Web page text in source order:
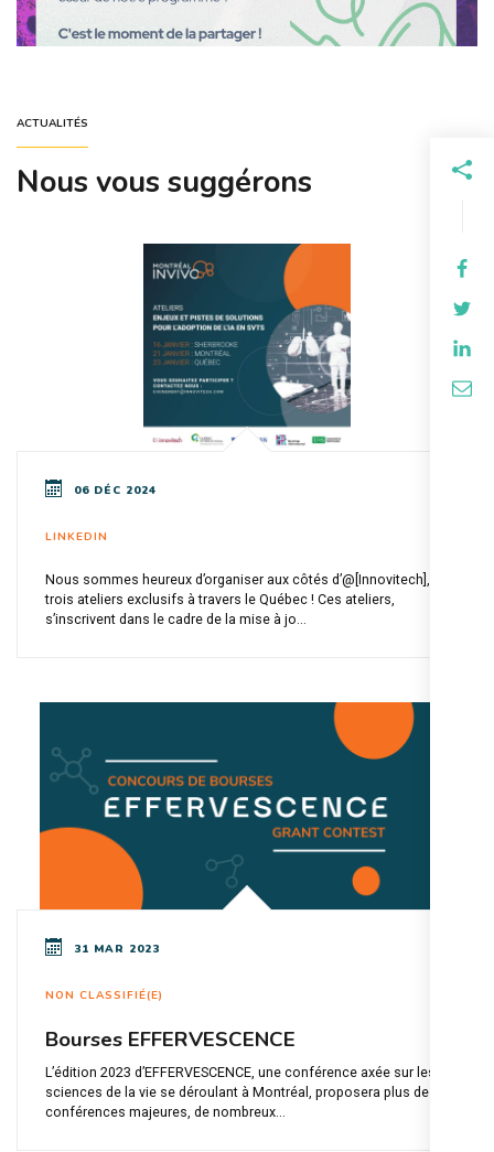
ACTUALITÉS
Nous vous suggérons
06 DÉC 2024
LINKEDIN
Nous sommes heureux d’organiser aux côtés d’@[Innovitech],
trois ateliers exclusifs à travers le Québec ! Ces ateliers,
s’inscrivent dans le cadre de la mise à jo...
31 MAR 2023
NON CLASSIFIÉ(E)
Bourses EFFERVESCENCE
L’édition 2023 d’EFFERVESCENCE, une conférence axée sur les
sciences de la vie se déroulant à Montréal, proposera plus de 10
conférences majeures, de nombreux...